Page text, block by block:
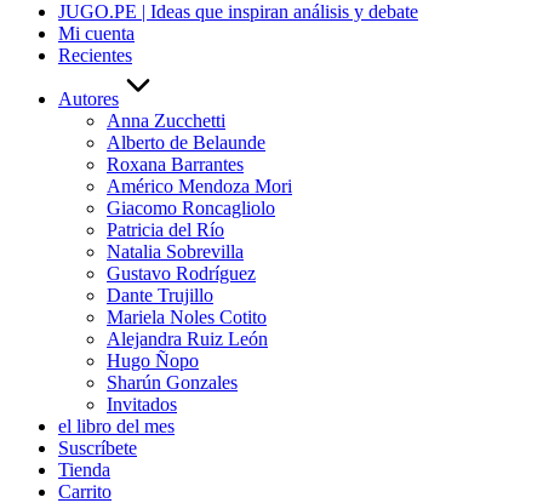
JUGO.PE | Ideas que inspiran análisis y debate
Mi cuenta
Recientes
Autores
Anna Zucchetti
Alberto de Belaunde
Roxana Barrantes
Américo Mendoza Mori
Giacomo Roncagliolo
Patricia del Río
Natalia Sobrevilla
Gustavo Rodríguez
Dante Trujillo
Mariela Noles Cotito
Alejandra Ruiz León
Hugo Ñopo
Sharún Gonzales
Invitados
el libro del mes
Suscríbete
Tienda
Carrito